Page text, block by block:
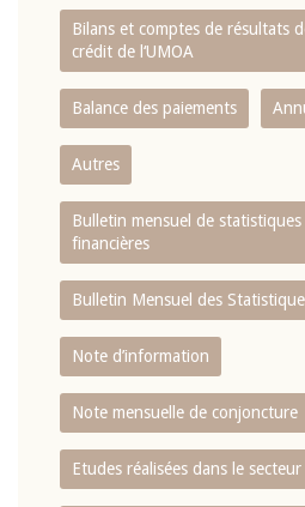
Bilans et comptes de résultats
crédit de l‘UMOA
Balance des paiements
Autres
Bulletin mensuel de
financières
Bulletin Mensuel des
Note d’information
Note mensuelle de conjoncture
Etudes réalisées dans le